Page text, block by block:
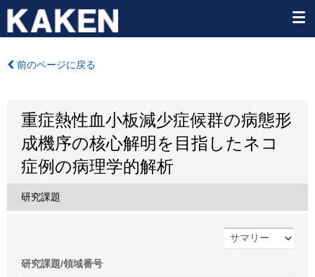
前のページに戻る
重症熱性血小板減少症候群の病態形
成機序の核心解明を目指したネコ
症例の病理学的解析
研究課題
研究課題/領域番号